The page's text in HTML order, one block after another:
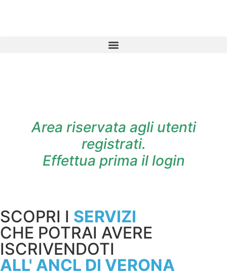
Area riservata agli utenti
registrati.
Effettua prima il login
SCOPRI I SERVIZI
CHE POTRAI AVERE
ISCRIVENDOTI
ALL' ANCL DI VERONA